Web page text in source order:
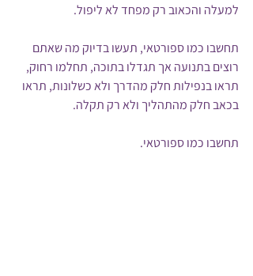
למעלה והכאוב רק מפחד לא ליפול.
תחשבו כמו ספורטאי, תעשו בדיוק מה שאתם
רוצים בתנועה אך תגדלו בתוכה, תחלמו רחוק,
תראו בנפילות חלק מהדרך ולא כשלונות, תראו
בכאב חלק מהתהליך ולא רק תקלה.
תחשבו כמו ספורטאי.